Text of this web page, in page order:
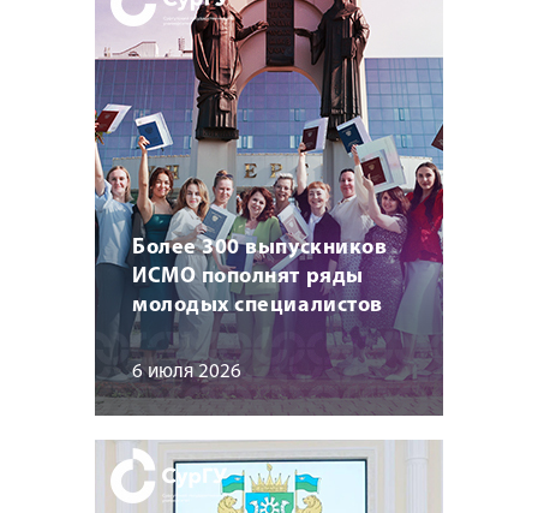
Более 300 выпускников
ИСМО пополнят ряды
молодых специалистов
6 июля 2026